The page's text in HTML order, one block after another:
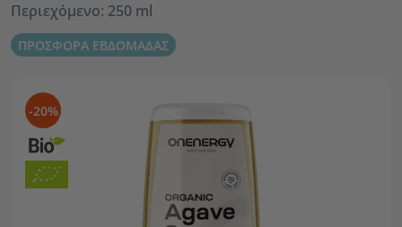
Περιεχόμενο: 250 ml
ΠΡΟΣΦΟΡΑ ΕΒΔΟΜΑΔΑΣ
-20%